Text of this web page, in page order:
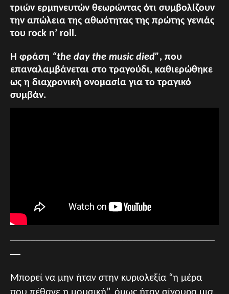
τριών ερμηνευτών θεωρώντας ότι συμβολίζουν
την απώλεια της αθωότητας της πρώτης γενιάς
του rock n’ roll.
Η φράση “the day the music died”, που
επαναλαμβάνεται στο τραγούδι, καθιερώθηκε
ως η διαχρονική ονομασία για το τραγικό
συμβάν.
Μπορεί να μην ήταν στην κυριολεξία “η μέρα